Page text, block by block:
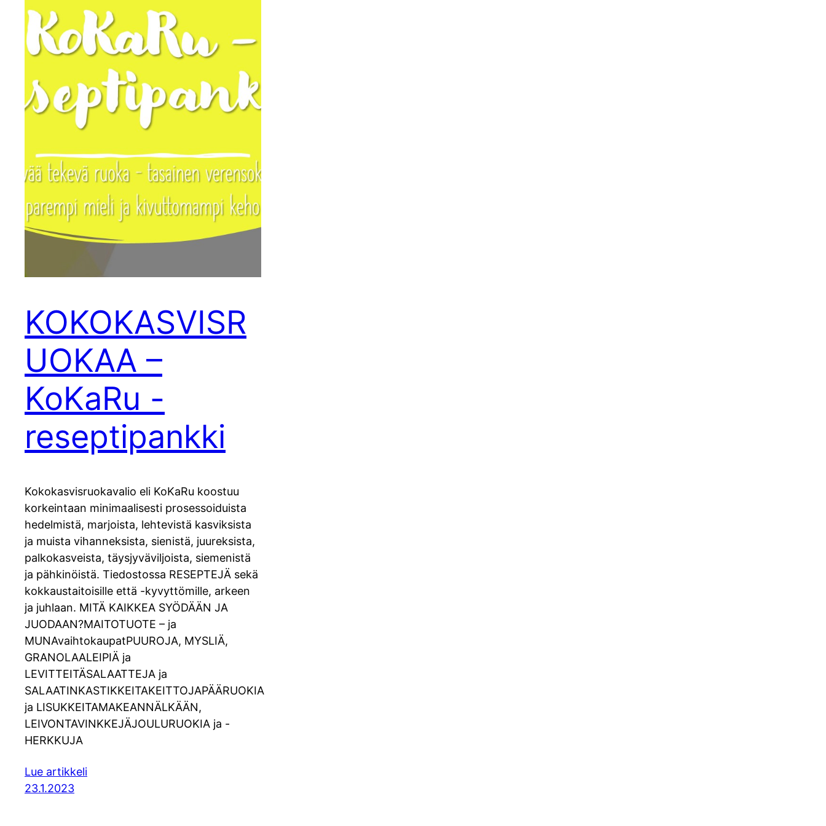
KOKOKASVISR
UOKAA –
KoKaRu -
reseptipankki
Kokokasvisruokavalio eli KoKaRu koostuu
korkeintaan minimaalisesti prosessoiduista
hedelmistä, marjoista, lehtevistä kasviksista
ja muista vihanneksista, sienistä, juureksista,
palkokasveista, täysjyväviljoista, siemenistä
ja pähkinöistä. Tiedostossa RESEPTEJÄ sekä
kokkaustaitoisille että -kyvyttömille, arkeen
ja juhlaan. MITÄ KAIKKEA SYÖDÄÄN JA
JUODAAN?MAITOTUOTE – ja
MUNAvaihtokaupatPUUROJA, MYSLIÄ,
GRANOLAALEIPIÄ ja
LEVITTEITÄSALAATTEJA ja
SALAATINKASTIKKEITAKEITTOJAPÄÄRUOKIA
ja LISUKKEITAMAKEANNÄLKÄÄN,
LEIVONTAVINKKEJÄJOULURUOKIA ja -
HERKKUJA
Lue artikkeli
23.1.2023